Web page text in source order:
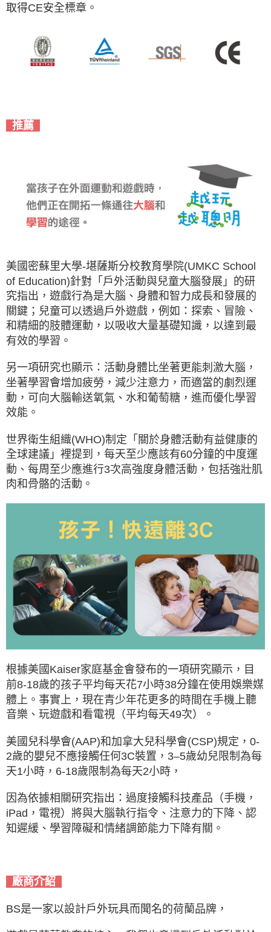
取得CE安全標章。
推薦
美國密蘇里大學-堪薩斯分校教育學院(UMKC School
of Education)針對「戶外活動與兒童大腦發展」的研
究指出，遊戲行為是大腦、身體和智力成長和發展的
關鍵；兒童可以透過戶外遊戲，例如：探索、冒險、
和精細的肢體運動，以吸收大量基礎知識，以達到最
有效的學習。
另一項研究也顯示：活動身體比坐著更能刺激大腦，
坐著學習會增加疲勞，減少注意力，而適當的劇烈運
動，可向大腦輸送氧氣、水和葡萄糖，進而優化學習
效能。
世界衛生組織(WHO)制定「關於身體活動有益健康的
全球建議」裡提到，每天至少應該有60分鐘的中度運
動、每周至少應進行3次高強度身體活動，包括強壯肌
肉和骨骼的活動。
根據美國Kaiser家庭基金會發布的一項研究顯示，目
前8-18歲的孩子平均每天花7小時38分鐘在使用娛樂媒
體上。 事實上，現在青少年花更多的時間在手機上聽
音樂、玩遊戲和看電視（平均每天49次）。
美國兒科學會(AAP)和加拿大兒科學會(CSP)規定，0-
2歲的嬰兒不應接觸任何3C裝置，3–5歲幼兒限制為每
天1小時，6-18歲限制為每天2小時，
因為依據相關研究指出：過度接觸科技產品（手機，
iPad，電視）將與大腦執行指令、注意力的下降、認
知遲緩、學習障礙和情緒調節能力下降有關。
廠商介紹
BS是一家以設計戶外玩具而聞名的荷蘭品牌，